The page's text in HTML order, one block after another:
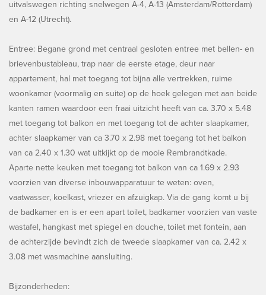
uitvalswegen richting snelwegen A-4, A-13 (Amsterdam/Rotterdam)
en A-12 (Utrecht).
Entree: Begane grond met centraal gesloten entree met bellen- en
brievenbustableau, trap naar de eerste etage, deur naar
appartement, hal met toegang tot bijna alle vertrekken, ruime
woonkamer (voormalig en suite) op de hoek gelegen met aan beide
kanten ramen waardoor een fraai uitzicht heeft van ca. 3.70 x 5.48
met toegang tot balkon en met toegang tot de achter slaapkamer,
achter slaapkamer van ca 3.70 x 2.98 met toegang tot het balkon
van ca 2.40 x 1.30 wat uitkijkt op de mooie Rembrandtkade.
Aparte nette keuken met toegang tot balkon van ca 1.69 x 2.93
voorzien van diverse inbouwapparatuur te weten: oven,
vaatwasser, koelkast, vriezer en afzuigkap. Via de gang komt u bij
de badkamer en is er een apart toilet, badkamer voorzien van vaste
wastafel, hangkast met spiegel en douche, toilet met fontein, aan
de achterzijde bevindt zich de tweede slaapkamer van ca. 2.42 x
3.08 met wasmachine aansluiting.
Bijzonderheden: